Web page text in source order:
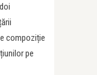
compoziție
pe